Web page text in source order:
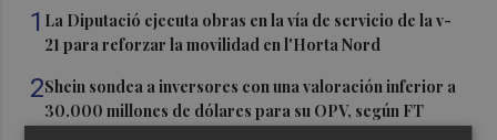
1 La Diputació ejecuta obras en la vía de servicio de la v-
21 para reforzar la movilidad en l'Horta Nord
2Shein sondea a inversores con una valoración inferior a
30.000 millones de dólares para su OPV, según FT